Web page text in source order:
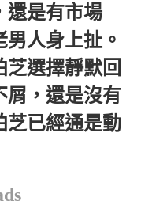
還是有市場
人身上扯。
芝選擇靜默回
屑，還是沒有
芝已經通是動